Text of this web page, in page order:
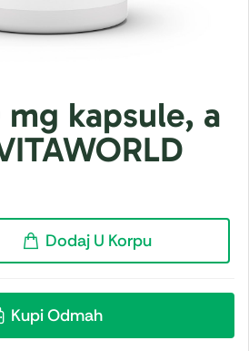
kapsule, a
Dodaj U Korpu
Kupi Odmah